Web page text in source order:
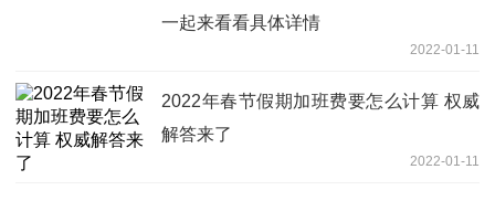
一起来看看具体详情
2022-01-11
2022年春节假期加班费要怎么计算 权威
解答来了
2022-01-11